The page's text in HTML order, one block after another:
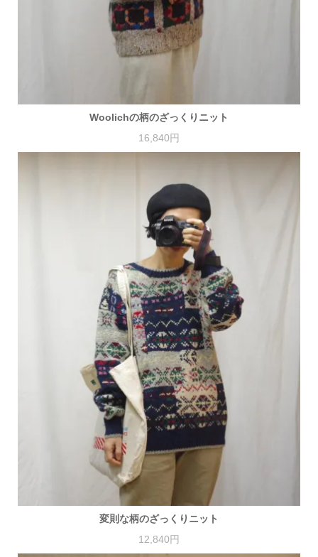
Woolichの柄のざっくりニット
16,840円
変則な柄のざっくりニット
12,840円